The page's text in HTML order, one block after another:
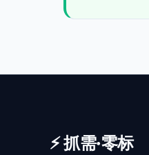
⚡ 抓需·零标